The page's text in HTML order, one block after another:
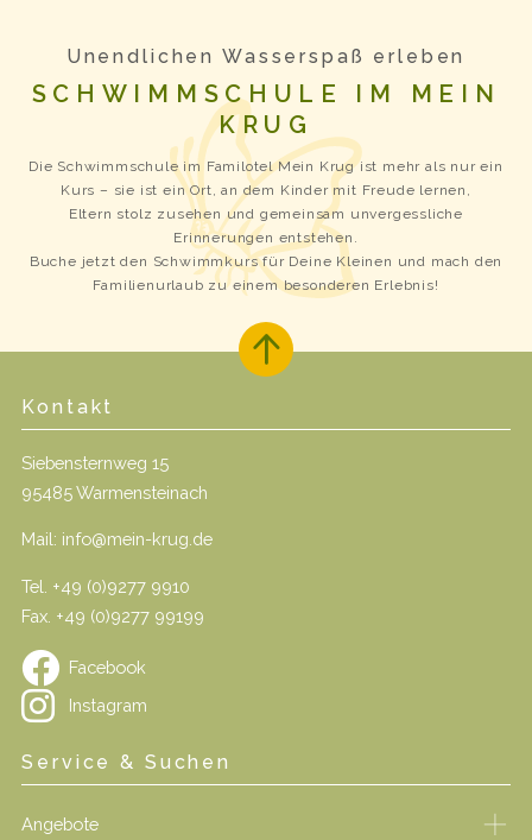
Unendlichen Wasserspaß erleben
SCHWIMMSCHULE IM MEIN
KRUG
Die Schwimmschule im Familotel Mein Krug ist mehr als nur ein
Kurs – sie ist ein Ort, an dem Kinder mit Freude lernen,
Eltern stolz zusehen und gemeinsam unvergessliche
Erinnerungen entstehen.
Buche jetzt den Schwimmkurs für Deine Kleinen und mach den
Familienurlaub zu einem besonderen Erlebnis!
Kontakt
Siebensternweg 15
95485 Warmensteinach
Mail: info@mein-krug.de
Tel. +49 (0)9277 9910
Fax. +49 (0)9277 99199
Facebook
Instagram
Service & Suchen
Angebote